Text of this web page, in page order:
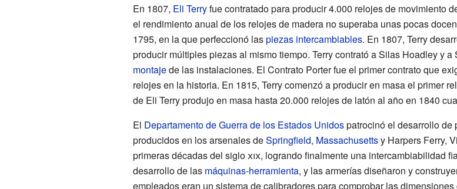
En 1807, Eli Terryfue contratado para producir 4.000 relojes de movimiento
el rendimiento anual de los relojes de madera no superaba unas pocas
1795, en la que perfeccionó laspiezas intercambiables. En 1807, Terry
producir múltiples piezas al mismo tiempo. Terry contrató a Silas Hoadley y
montajede las instalaciones. El Contrato Porter fue el primer contrato que
relojes en la historia. En 1815, Terry comenzó a producir en masa el primer
de Eli Terry produjo en masa hasta 20.000 relojes de latón al año en 1840
El Departamento de Guerra de los Estados Unidospatrocinó el desarrollo de
producidos en los arsenales deSpringfield, Massachusettsy Harpers Ferry,
primeras décadas del sigloxix, logrando finalmente una intercambiabilidad
desarrollo de las máquinas-herramienta, y las armerías diseñaron y
empleados eran un sistema de calibradores para comprobar las